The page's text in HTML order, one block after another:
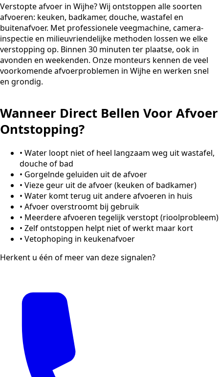
Verstopte afvoer in Wijhe? Wij ontstoppen alle soorten
afvoeren: keuken, badkamer, douche, wastafel en
buitenafvoer. Met professionele veegmachine, camera-
inspectie en milieuvriendelijke methoden lossen we elke
verstopping op. Binnen 30 minuten ter plaatse, ook in
avonden en weekenden. Onze monteurs kennen de veel
voorkomende afvoerproblemen in Wijhe en werken snel
en grondig.
Wanneer Direct Bellen Voor Afvoer
Ontstopping?
• Water loopt niet of heel langzaam weg uit wastafel,
douche of bad
• Gorgelnde geluiden uit de afvoer
• Vieze geur uit de afvoer (keuken of badkamer)
• Water komt terug uit andere afvoeren in huis
• Afvoer overstroomt bij gebruik
• Meerdere afvoeren tegelijk verstopt (rioolprobleem)
• Zelf ontstoppen helpt niet of werkt maar kort
• Vetophoping in keukenafvoer
Herkent u één of meer van deze signalen?